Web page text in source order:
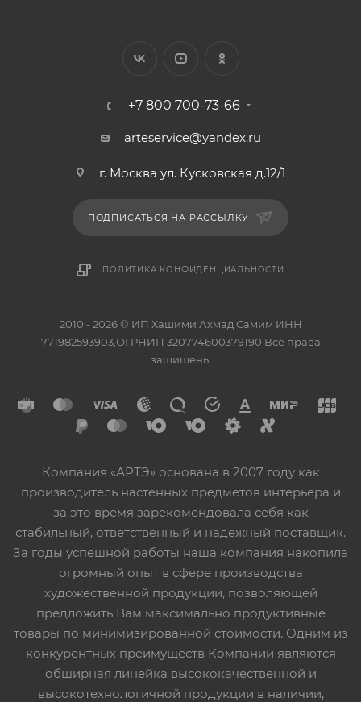
+7 800 700-73-66
arteservice@yandex.ru
г. Москва ул. Кусковская д.12/1
ПОДПИСАТЬСЯ НА РАССЫЛКУ
ПОЛИТИКА КОНФИДЕНЦИАЛЬНОСТИ
2010 - 2026 © ИП Хашими Ахмад Самим ИНН
771982593903,ОГРНИП 320774600379190 Все права
защищены
Компания «АРТЭ» основана в 2007 году как
производитель настенных предметов интерьера и
за это время зарекомендовала себя как
стабильный, ответственный и надежный поставщик.
За годы успешной работы наша компания накопила
огромный опыт в сфере производства
художественной продукции, позволяющей
предложить Вам максимально продуктивные
товары по минимизированной стоимости. Одним из
конкурентных преимуществ Компании являются
обширная линейка высококачественной и
высокотехнологичной продукции в наличии,